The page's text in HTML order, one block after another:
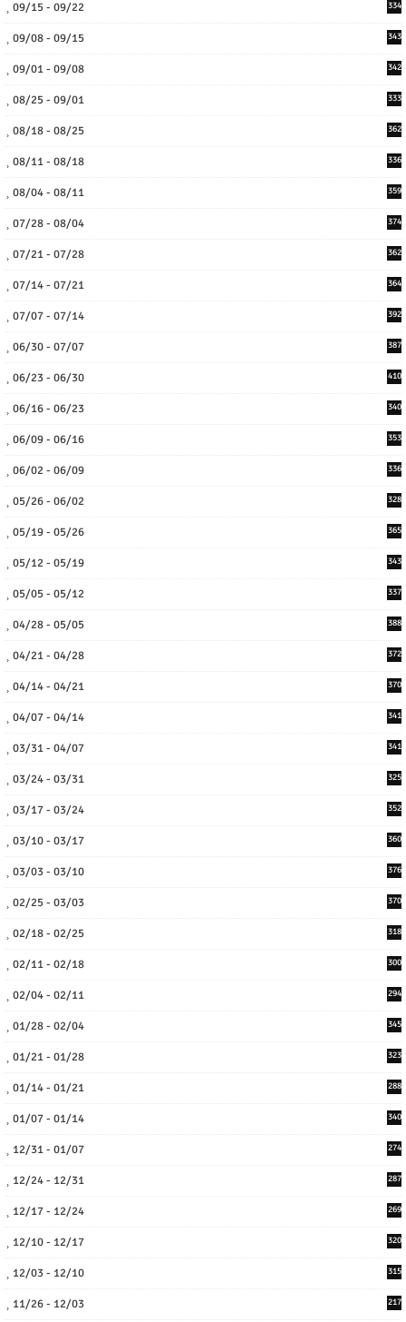
09/15 - 09/22 334
09/08 - 09/15 343
09/01 - 09/08 342
08/25 - 09/01 333
08/18 - 08/25 362
08/11 - 08/18 336
08/04 - 08/11 359
07/28 - 08/04 374
07/21 - 07/28 362
07/14 - 07/21 364
07/07 - 07/14 392
06/30 - 07/07 387
06/23 - 06/30 410
06/16 - 06/23 340
06/09 - 06/16 353
06/02 - 06/09 336
05/26 - 06/02 328
05/19 - 05/26 365
05/12 - 05/19 343
05/05 - 05/12 337
04/28 - 05/05 388
04/21 - 04/28 372
04/14 - 04/21 370
04/07 - 04/14 341
03/31 - 04/07 341
03/24 - 03/31 325
03/17 - 03/24 352
03/10 - 03/17 360
03/03 - 03/10 376
02/25 - 03/03 370
02/18 - 02/25 318
02/11 - 02/18 300
02/04 - 02/11 294
01/28 - 02/04 345
01/21 - 01/28 323
01/14 - 01/21 288
01/07 - 01/14 340
12/31 - 01/07 274
12/24 - 12/31 287
12/17 - 12/24 269
12/10 - 12/17 320
12/03 - 12/10 315
11/26 - 12/03 217